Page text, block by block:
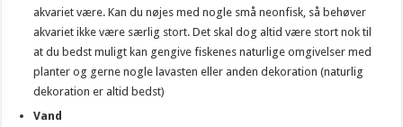
akvariet være. Kan du nøjes med nogle små neonfisk, så behøver
akvariet ikke være særlig stort. Det skal dog altid være stort nok til
at du bedst muligt kan gengive fiskenes naturlige omgivelser med
planter og gerne nogle lavasten eller anden dekoration (naturlig
dekoration er altid bedst)
Vand